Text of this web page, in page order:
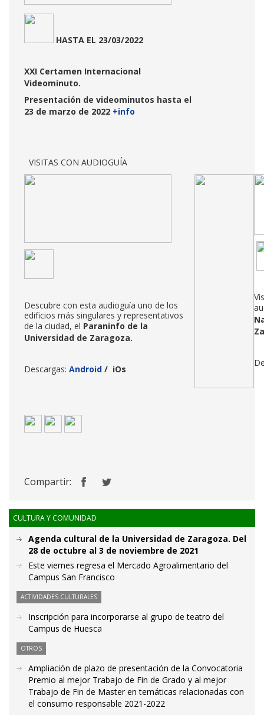
HASTA EL 23/03/2022
XXI Certamen Internacional
Videominuto.
Presentación de videominutos hasta el
23 de marzo de 2022 +info
VISITAS CON AUDIOGUÍA
Descubre con esta audioguía uno de los
edificios más singulares y representativos
de la ciudad, el Paraninfo de la
Universidad de Zaragoza.
Descargas: Android / iOs
Compartir:
CULTURA Y COMUNIDAD
Agenda cultural de la Universidad de Zaragoza. Del
28 de octubre al 3 de noviembre de 2021
Este viernes regresa el Mercado Agroalimentario del
Campus San Francisco
ACTIVIDADES CULTURALES
Inscripción para incorporarse al grupo de teatro del
Campus de Huesca
OTROS
Ampliación de plazo de presentación de la Convocatoria
Premio al mejor Trabajo de Fin de Grado y al mejor
Trabajo de Fin de Master en temáticas relacionadas con
el consumo responsable 2021-2022